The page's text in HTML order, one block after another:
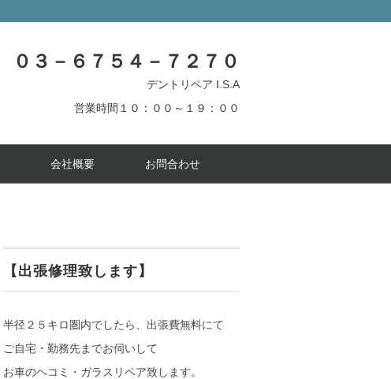
０３－６７５４－７２７０
デントリペア I.S.A
営業時間１０：００～１９：００
会社概要 お問合わせ
【出張修理致します】
半径２５キロ圏内でしたら、出張費無料にて
ご自宅・勤務先までお伺いして
お車のヘコミ・ガラスリペア致します。